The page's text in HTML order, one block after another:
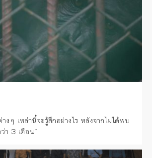
างๆ เหล่านี้จะรู้สึกอย่างไร หลังจากไม่ได้พบ
า 3 เดือน”